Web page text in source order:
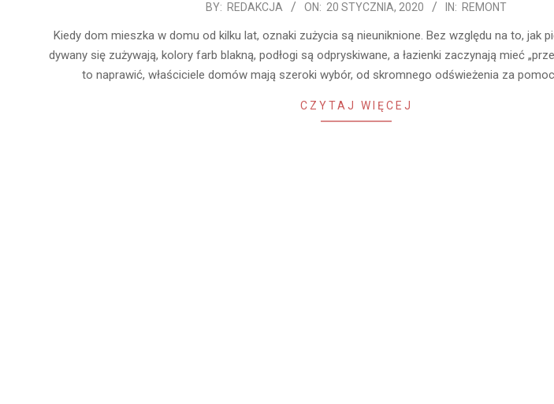
BY: REDAKCJA ON: 20 STYCZNIA, 2020 IN: REMONT
Kiedy dom mieszka w domu od kilku lat, oznaki zużycia są nieuniknione. Bez względu na to, jak
dywany się zużywają, kolory farb blakną, podłogi są odpryskiwane, a łazienki zaczynają mieć
to naprawić, właściciele domów mają szeroki wybór, od skromnego odświeżenia za
CZYTAJ WIĘCEJ